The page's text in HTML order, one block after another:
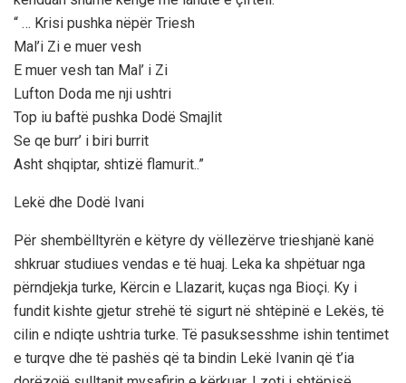
“ … Krisi pushka nëpër Triesh
Mal’i Zi e muer vesh
E muer vesh tan Mal’ i Zi
Lufton Doda me nji ushtri
Top iu baftë pushka Dodë Smajlit
Se qe burr’ i biri burrit
Asht shqiptar, shtizë flamurit..”
Lekë dhe Dodë Ivani
Për shembëlltyrën e këtyre dy vëllezërve trieshjanë kanë
shkruar studiues vendas e të huaj. Leka ka shpëtuar nga
përndjekja turke, Kërcin e Llazarit, kuças nga Bioçi. Ky i
fundit kishte gjetur strehë të sigurt në shtëpinë e Lekës, të
cilin e ndiqte ushtria turke. Të pasuksesshme ishin tentimet
e turqve dhe të pashës që ta bindin Lekë Ivanin që t’ia